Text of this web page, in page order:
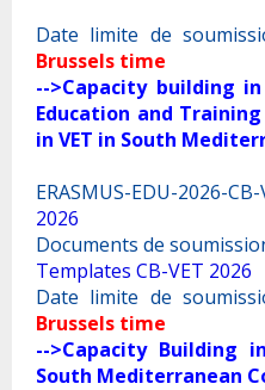
Date limite de
Brussels time
-->Capacity building
Education and
in VET in South
ERASMUS-EDU-2026-
2026
Documents de
Templates CB-VET 2026
Date limite de
Brussels time
-->Capacity
South Mediterranean